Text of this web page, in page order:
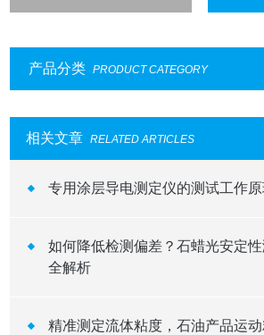
产品分类 PRODUCT CATEGORY
相关文章 RELATED ARTICLES
专用涂层导电测定仪的测试工作原
如何降低检测偏差？石蜡光安定
全解析
精准测定流体粘度，石油产品运